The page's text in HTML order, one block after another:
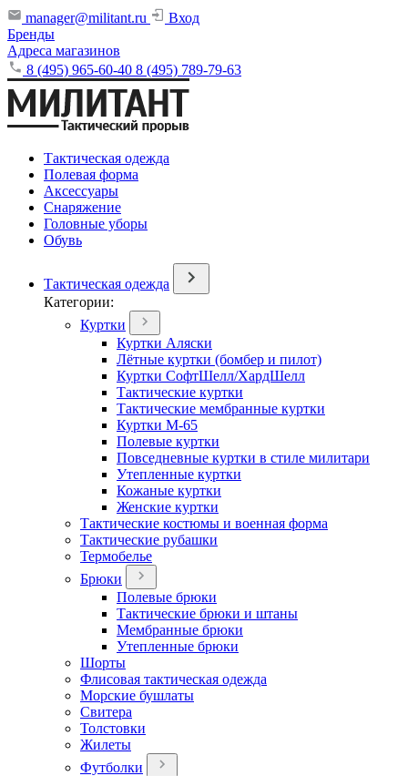
manager@militant.ru
Вход
Бренды
Адреса магазинов
8 (495) 965-60-40 8 (495) 789-79-63
Тактическая одежда
Полевая форма
Аксессуары
Снаряжение
Головные уборы
Обувь
Тактическая одежда
Категории:
Куртки
Куртки Аляски
Лётные куртки (бомбер и пилот)
Куртки СофтШелл/ХардШелл
Тактические куртки
Тактические мембранные куртки
Куртки М-65
Полевые куртки
Повседневные куртки в стиле милитари
Утепленные куртки
Кожаные куртки
Женские куртки
Тактические костюмы и военная форма
Тактические рубашки
Термобелье
Брюки
Полевые брюки
Тактические брюки и штаны
Мембранные брюки
Утепленные брюки
Шорты
Флисовая тактическая одежда
Морские бушлаты
Свитера
Толстовки
Жилеты
Футболки